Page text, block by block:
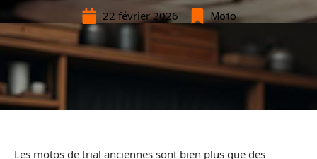
22 février 2026 Moto
Les motos de trial anciennes sont bien plus que des